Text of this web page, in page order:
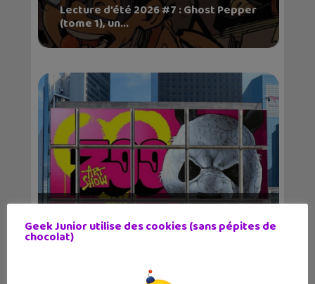
Lecture d’été 2026 #7 : Ghost Pepper
(tome 1), un...
Piece au m...
Geek Junior utilise des cookies (sans pépites de
chocolat)